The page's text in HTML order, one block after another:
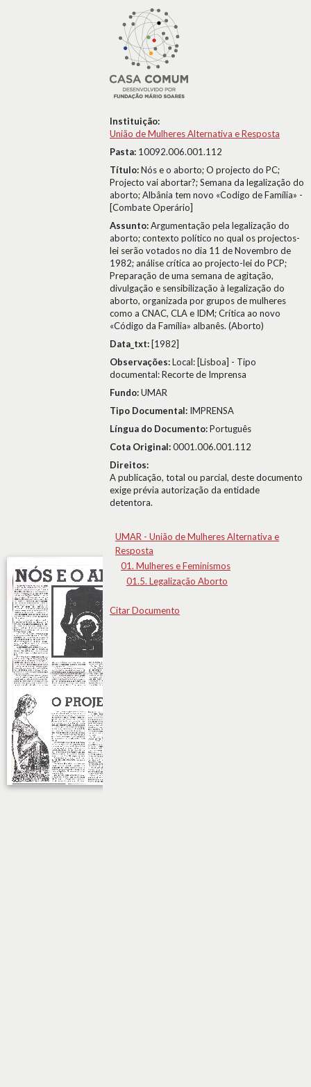
Instituição:
União de Mulheres Alternativa e Resposta
Pasta: 10092.006.001.112
Título:Nós e o aborto; O projecto do PC;
Projecto vai abortar?; Semana da legalização do
aborto; Albânia tem novo «Codigo de Família» -
[Combate Operário]
Assunto:Argumentação pela legalização do
aborto; contexto político no qual os projectos-
lei serão votados no dia 11 de Novembro de
1982; análise crítica ao projecto-lei do PCP;
Preparação de uma semana de agitação,
divulgação e sensibilização à legalização do
aborto, organizada por grupos de mulheres
como a CNAC, CLA e IDM; Crítica ao novo
«Código da Família» albanês. (Aborto)
Data_txt: [1982]
Observações:Local: [Lisboa] - Tipo
documental: Recorte de Imprensa
Fundo:UMAR
Tipo Documental: IMPRENSA
Língua do Documento:Português
Cota Original:0001.006.001.112
Direitos:
A publicação, total ou parcial, deste documento
exige prévia autorização da entidade
detentora.
UMAR - União de Mulheres Alternativa e
Resposta
01. Mulheres e Feminismos
01.5. Legalização Aborto
Citar Documento